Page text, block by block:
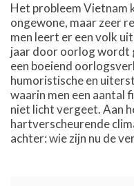
Het probleem Vietnam
ongewone, maar zeer
men leert er een volk
jaar door oorlog wordt
een boeiend
humoristische en
waarin men een aantal
niet licht vergeet. Aan
hartverscheurende
achter: wie zijn nu de